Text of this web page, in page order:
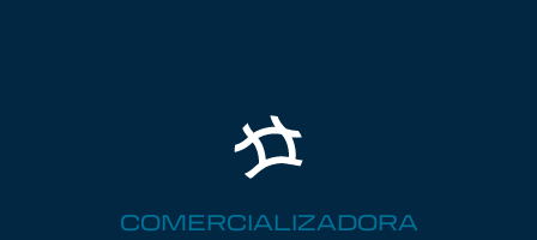
COMERCIALIZADORA